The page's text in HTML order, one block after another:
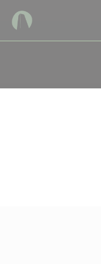
Personnalisation de vos